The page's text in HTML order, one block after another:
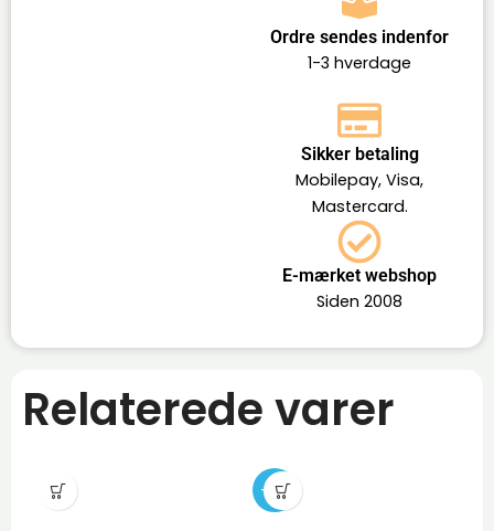
Ordre sendes indenfor
1-3 hverdage
Sikker betaling
Mobilepay, Visa,
Mastercard.
E-mærket webshop
Siden 2008
Relaterede varer
-12%